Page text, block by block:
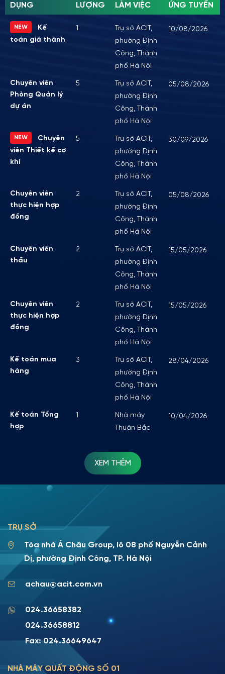
DỤNG
LƯỢNG
LÀM VIỆC
ỨNG TUYỂN
NEW
Kế
toán giá thành
1
Trụ sở ACIT,
phường Định
Công, Thành
phố Hà Nội
10/08/2026
Chuyên viên
Phòng Quản lý
dự án
5
Trụ sở ACIT,
phường Định
Công, Thành
phố Hà Nội
05/08/2026
NEW
Chuyên
viên Thiết kế cơ
khí
5
Trụ sở ACIT,
phường Định
Công, Thành
phố Hà Nội
30/09/2026
Chuyên viên
thực hiện hợp
đồng
2
Trụ sở ACIT,
phường Định
Công, Thành
phố Hà Nội
05/08/2026
Chuyên viên
thầu
2
Trụ sở ACIT,
phường Định
Công, Thành
phố Hà Nội
15/05/2026
Chuyên viên
thực hiện hợp
đồng
2
Trụ sở ACIT,
phường Định
Công, Thành
phố Hà Nội
15/05/2026
Kế toán mua
hàng
3
Trụ sở ACIT,
phường Định
Công, Thành
phố Hà Nội
28/04/2026
Kế toán Tổng
hợp
1
Nhà máy
Thuận Bắc
10/04/2026
XEM THÊM
TRỤ SỞ
Tòa nhà Á Châu Group, lô 08 phố Nguyễn Cảnh
Dị, phường Định Công, TP. Hà Nội
achau@acit.com.vn
024.36658382
024.36658812
Fax: 024.36649647
NHÀ MÁY QUẤT ĐỘNG SỐ 01